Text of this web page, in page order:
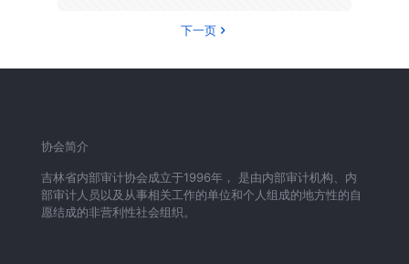
下一页
协会简介
吉林省内部审计协会成立于1996年， 是由内部审计机构、内
部审计人员以及从事相关工作的单位和个人组成的地方性的自
愿结成的非营利性社会组织。